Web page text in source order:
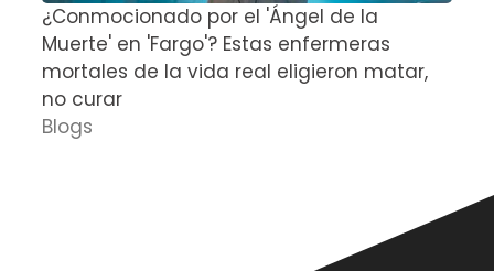
¿Conmocionado por el 'Ángel de la
Muerte' en 'Fargo'? Estas enfermeras
mortales de la vida real eligieron matar,
no curar
Blogs